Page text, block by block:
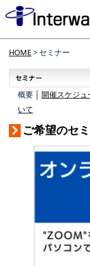
HOME> セミナー
概要 │ 開催スケジュ
いて
ご希望のセ